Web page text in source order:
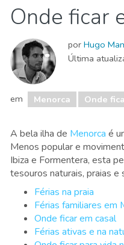
Onde ficar
Praias
Onde ficar
por Hugo
Última
em Menorca Onde
A bela ilha de Menorca é
Menos popular e
Ibiza e Formentera, esta
tesouros naturais, praias e
Férias na praia
Férias familiares em
Onde ficar em casal
Férias ativas e na